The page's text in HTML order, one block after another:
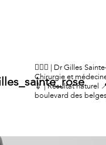
👨🏻‍⚕️ | Dr Gilles
Chirurgie et
💉 | Résultat naturel
boulevard des